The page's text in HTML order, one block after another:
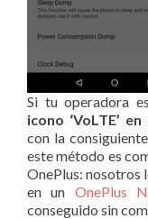
Si tu operadora
icono ‘VoLTE’
con la
este método es
OnePlus: nosotros
en un OnePlus
conseguido sin